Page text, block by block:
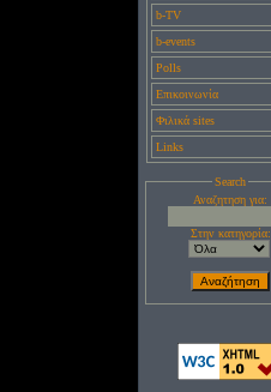
b-TV
b-events
Polls
Επικοινωνία
Φιλικά sites
Links
Search
Αναζητηση για:
Στην κατηγορία: